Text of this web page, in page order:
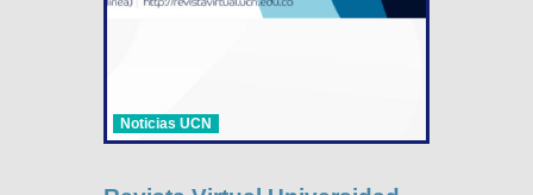
Noticias UCN